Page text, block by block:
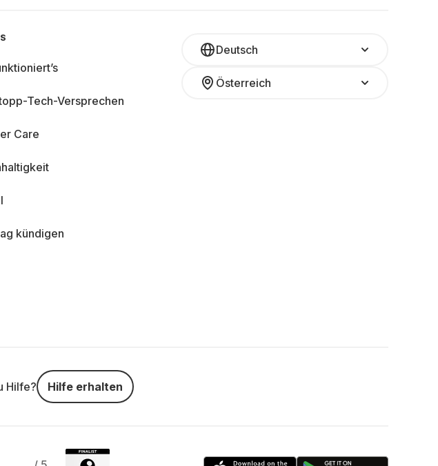
Deutsch
Österreich
Tech-Versprechen
Care
kündigen
Hilfe? Hilfe erhalten